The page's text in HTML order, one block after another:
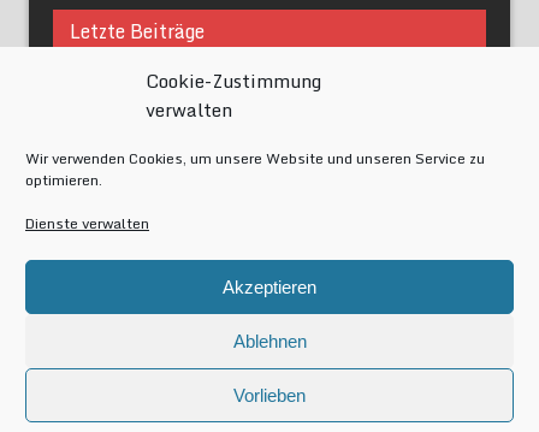
Cookie-Zustimmung
verwalten
Wir verwenden Cookies, um unsere Website und unseren Service zu
optimieren.
Dienste verwalten
Akzeptieren
Ablehnen
Vorlieben
Letzte Beiträge
Was macht urbane Lebensqualität wirklich aus?
Grüne Oasen in Berlin
Festival of Lights Berlin 2024
Gesund schlafen im modernen Alltag
WordPress.org